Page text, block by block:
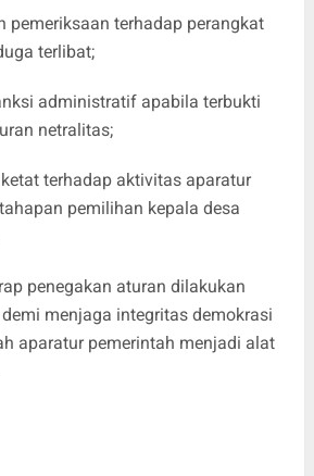
pemeriksaan terhadap perangkat
terlibat;
administratif apabila terbukti
netralitas;
terhadap aktivitas aparatur
pemilihan kepala desa
penegakan aturan dilakukan
menjaga integritas demokrasi
aparatur pemerintah menjadi alat